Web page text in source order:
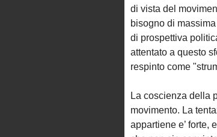
di vista del
bisogno di
di prospettiva
attentato a questo
respinto come
La coscienza della
movimento. La
appartiene e’ forte,